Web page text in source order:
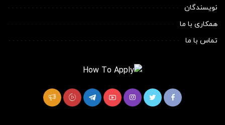
نویسندگان
همکاری با ما
تماس با ما